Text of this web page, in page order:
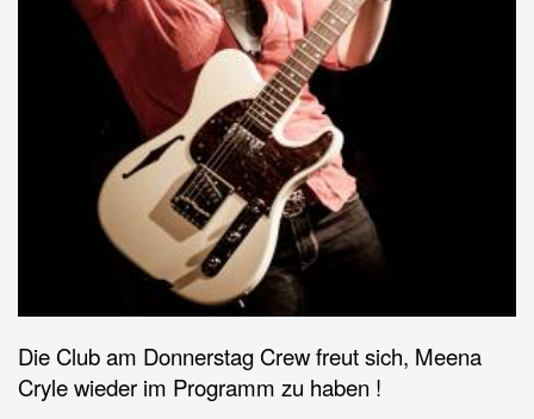
Die Club am Donnerstag Crew freut sich, Meena
Cryle wieder im Programm zu haben !